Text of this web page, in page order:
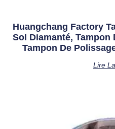
Huangchang Factory
Sol Diamanté, Tampon
Tampon De
Lire